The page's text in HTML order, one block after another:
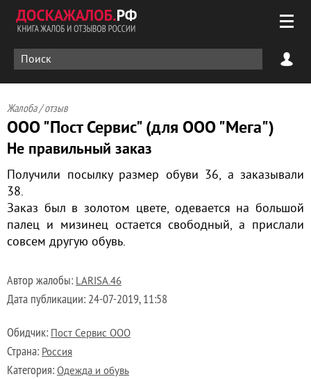
Жалоба / отзыв
ООО "Пост Сервис" (для ООО "Мега")
Не правильный заказ
Получили посылку размер обуви 36, а заказывали
38.
Заказ был в золотом цвете, одевается на большой
палец и мизинец остается свободный, а прислали
совсем другую обувь.
Автор жалобы: LARISA.46
Дата публикации: 24-07-2019, 11:58
Обидчик: Пост Сервис ООО
Страна: Россия
Категория: Одежда и обувь